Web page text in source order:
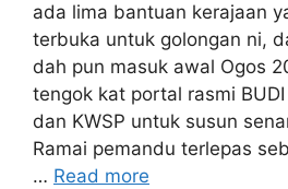
ada lima bantuan kerajaan
terbuka untuk golongan ni,
dah pun masuk awal Ogos
tengok kat portal rasmi BUDI
dan KWSP untuk susun
Ramai pemandu terlepas
… Read more